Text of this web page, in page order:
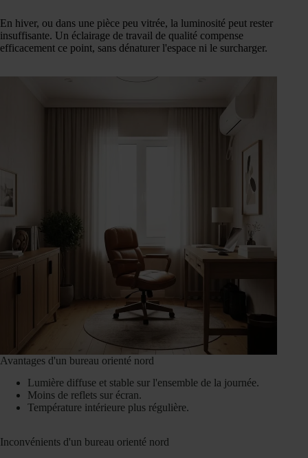
En hiver, ou dans une pièce peu vitrée, la luminosité peut rester
insuffisante. Un éclairage de travail de qualité compense
efficacement ce point, sans dénaturer l'espace ni le surcharger.
Avantages d'un bureau orienté nord
Lumière diffuse et stable sur l'ensemble de la journée.
Moins de reflets sur écran.
Température intérieure plus régulière.
Inconvénients d'un bureau orienté nord